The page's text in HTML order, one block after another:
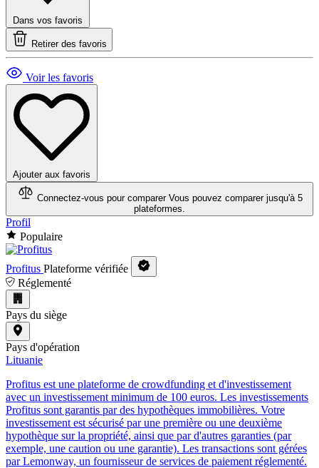
Dans vos favoris
Retirer des favoris
Voir les favoris
Ajouter aux favoris
Connectez-vous pour comparer Vous pouvez comparer jusqu'à 5
plateformes.
Profil
Populaire
Profitus Plateforme vérifiée
Réglementé
Pays du siège
Pays d'opération
Lituanie
Profitus est une plateforme de crowdfunding et d'investissement
avec un investissement minimum de 100 euros. Les investissements
Profitus sont garantis par des hypothèques immobilières. Votre
investissement est sécurisé par une première ou une deuxième
hypothèque sur la propriété, ainsi que par d'autres garanties (par
exemple, une caution ou une garantie). Les transactions sont gérées
par Lemonway, un fournisseur de services de paiement réglementé.